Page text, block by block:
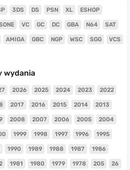
3DS DS PSN XL ESHOP
VC GC DC GBA N64 SAT
AMIGA GBC NGP WSC SGG VCS
wydania
2026 2025 2024 2023 2022
2017 2016 2015 2014 2013
2008 2007 2006 2005 2004
1999 1998 1997 1996 1995
1990 1989 1988 1987 1986
1981 1980 1979 1978 205 26